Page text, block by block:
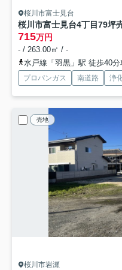
桜川市富士見台
桜川市富士見台4丁目79坪
715万円
- / 263.00㎡ / -
水戸線「羽黒」駅 徒歩40
プロパンガス 南道路 浄
売地
桜川市岩瀬